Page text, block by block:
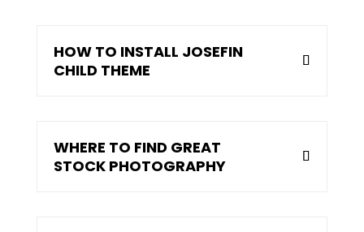
HOW TO INSTALL JOSEFIN
CHILD THEME
WHERE TO FIND GREAT
STOCK PHOTOGRAPHY